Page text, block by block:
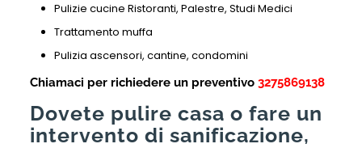
Pulizie cucine Ristoranti, Palestre, Studi Medici
Trattamento muffa
Pulizia ascensori, cantine, condomini
Chiamaci per richiedere un preventivo 3275869138
Dovete pulire casa o fare un
intervento di sanificazione,